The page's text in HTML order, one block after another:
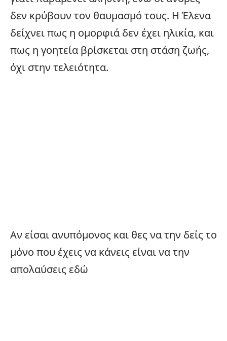
δεν κρύβουν τον θαυμασμό τους. Η Έλενα
δείχνει πως η ομορφιά δεν έχει ηλικία, και
πως η γοητεία βρίσκεται στη στάση ζωής,
όχι στην τελειότητα.
Αν είσαι ανυπόμονος και θες να την δείς το
μόνο που έχεις να κάνεις είναι να την
απολαύσεις εδώ